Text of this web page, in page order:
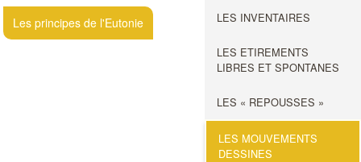
Les principes de l'Eutonie LES INVENTAIRES
LES ETIREMENTS
LIBRES ET SPONTANES
LES « REPOUSSES »
LES MOUVEMENTS
DESSINES